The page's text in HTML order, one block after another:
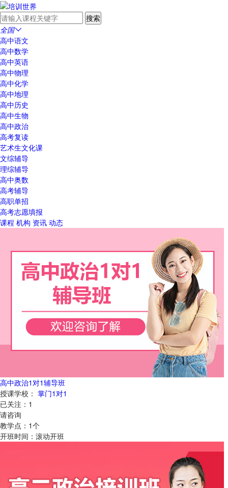
全国
高中语文
高中数学
高中英语
高中物理
高中化学
高中地理
高中历史
高中生物
高中政治
高考复读
艺术生文化课
文综辅导
理综辅导
高中奥数
高考辅导
高职单招
高考志愿填报
课程 机构 资讯 动态
高中政治1对1辅导班
授课学校： 掌门1对1
已关注： 1
请咨询
教学点： 1个
开班时间： 滚动开班